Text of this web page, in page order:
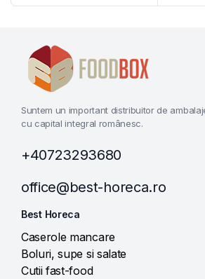
Suntem un important distribuitor de
cu capital integral românesc.
+40723293680
office@best-horeca.ro
Best Horeca
Caserole mancare
Boluri, supe si salate
Cutii fast-food